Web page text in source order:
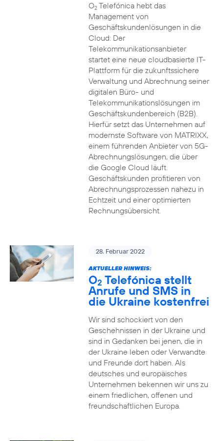
O2Telefónica hebt das
Management von
Geschäftskundenlösungen in die
Cloud: Der
Telekommunikationsanbieter
startet eine neue cloudbasierte IT-
Plattform für die zukunftssichere
Verwaltung und Abrechnung seiner
digitalen Büro- und
Telekommunikationslösungen im
Geschäftskundenbereich (B2B).
Hierfür setzt das Unternehmen auf
modernste Software von MATRIXX,
einem führenden Anbieter von 5G-
Abrechnungslösungen, die über
die Google Cloud läuft.
Geschäftskunden profitieren von
Abrechnungsprozessen nahezu in
Echtzeit und einer optimierten
Rechnungsübersicht.
28. Februar 2022
AKTUELLER HINWEIS:
O2 Telefónica stellt
Anrufe und SMS in
die Ukraine kostenfrei
Wir sind schockiert von den
Geschehnissen in der Ukraine und
sind in Gedanken bei jenen, die in
der Ukraine leben oder Verwandte
und Freunde dort haben. Als
deutsches und europäisches
Unternehmen bekennen wir uns zu
einem friedlichen, offenen und
freundschaftlichen Europa.